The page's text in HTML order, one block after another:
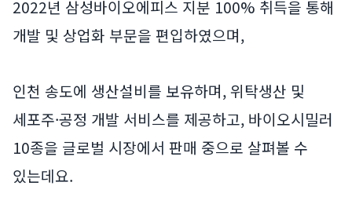
2022년 삼성바이오에피스 지분 100% 취득을 통해
개발 및 상업화 부문을 편입하였으며,
인천 송도에 생산설비를 보유하며, 위탁생산 및
세포주·공정 개발 서비스를 제공하고, 바이오시밀러
10종을 글로벌 시장에서 판매 중으로 살펴볼 수
있는데요.